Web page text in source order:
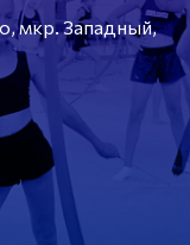
мкр. Западный,